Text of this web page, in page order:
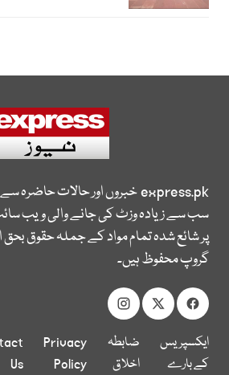
express.pkخبروں اور حالات حاضرہ
سب سے زیادہ وزٹ کی جانے والی ویب
پر شائع شدہ تمام مواد کے جملہ حقوق
گروپ محفوظ ہیں۔
ایکسپریس
کے بارے
ضابطہ
اخلاق
Privacy
Policy
Us